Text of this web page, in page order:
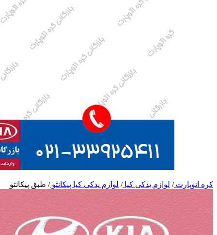
کره اتوپارت/ لوازم یدکی کیا/ لوازم یدکی کیا پیکانتو/ طبق پیکانتو